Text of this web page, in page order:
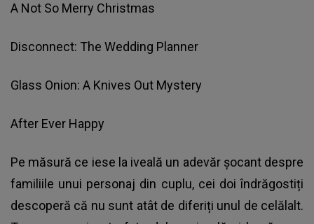
A Not So Merry Christmas
Disconnect: The Wedding Planner
Glass Onion: A Knives Out Mystery
After Ever Happy
Pe măsură ce iese la iveală un adevăr șocant despre
familiile unui personaj din cuplu, cei doi îndrăgostiți
descoperă că nu sunt atât de diferiți unul de celălalt.